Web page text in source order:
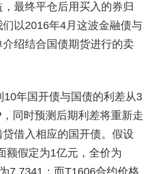
最终平仓后用买入的券归
以2016年4月这波金融债与
绍结合国债期货进行的卖
年国开债与国债的利差从3
同时预测后期利差将重新走
借入相应的国开债。假设
额假定为1亿元，全价为